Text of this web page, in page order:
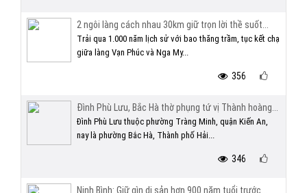
2 ngôi làng cách nhau 30km giữ trọn lời thề suốt...
Trải qua 1.000 năm lịch sử với bao thăng trầm, tục kết chạ
giữa làng Vạn Phúc và Nga My...
356
Đình Phù Lưu, Bắc Hà thờ phụng tứ vị Thành hoàng...
Đình Phù Lưu thuộc phường Tràng Minh, quận Kiến An,
nay là phường Bắc Hà, Thành phố Hải...
346
Ninh Bình: Giữ gìn di sản hơn 900 năm tuổi trước...